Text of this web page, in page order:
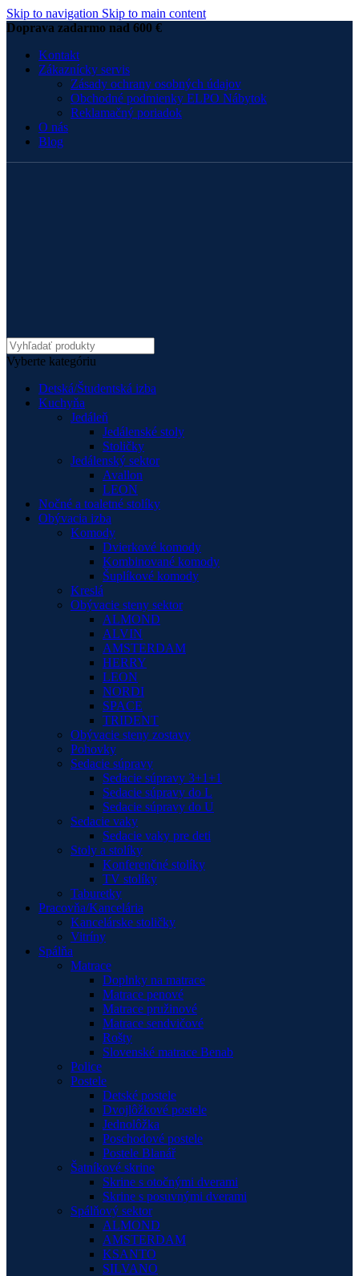
Skip to navigation Skip to main content
Doprava zadarmo nad 600 €
Kontakt
Zákaznícky servis
Zásady ochrany osobných údajov
Obchodné podmienky ELPO Nábytok
Reklamačný poriadok
O nás
Blog
Vyberte kategóriu
Detská/Študentská izba
Kuchyňa
Jedáleň
Jedálenské stoly
Stoličky
Jedálenský sektor
Avallon
LEON
Nočné a toaletné stolíky
Obývacia izba
Komody
Dvierkové komody
Kombinované komody
Šuplíkové komody
Kreslá
Obývacie steny sektor
ALMOND
ALVIN
AMSTERDAM
HERRY
LEON
NORDI
SPACE
TRIDENT
Obývacie steny zostavy
Pohovky
Sedacie súpravy
Sedacie súpravy 3+1+1
Sedacie súpravy do L
Sedacie súpravy do U
Sedacie vaky
Sedacie vaky pre deti
Stoly a stolíky
Konferenčné stolíky
TV stolíky
Taburetky
Pracovňa/Kancelária
Kancelárske stoličky
Vitríny
Spálňa
Matrace
Doplnky na matrace
Matrace penové
Matrace pružinové
Matrace sendvičové
Rošty
Slovenské matrace Benab
Police
Postele
Detské postele
Dvojlôžkové postele
Jednolôžka
Poschodové postele
Postele Blanář
Šatníkové skrine
Skrine s otočnými dverami
Skrine s posuvnými dverami
Spálňový sektor
ALMOND
AMSTERDAM
KSANTO
SILVANO